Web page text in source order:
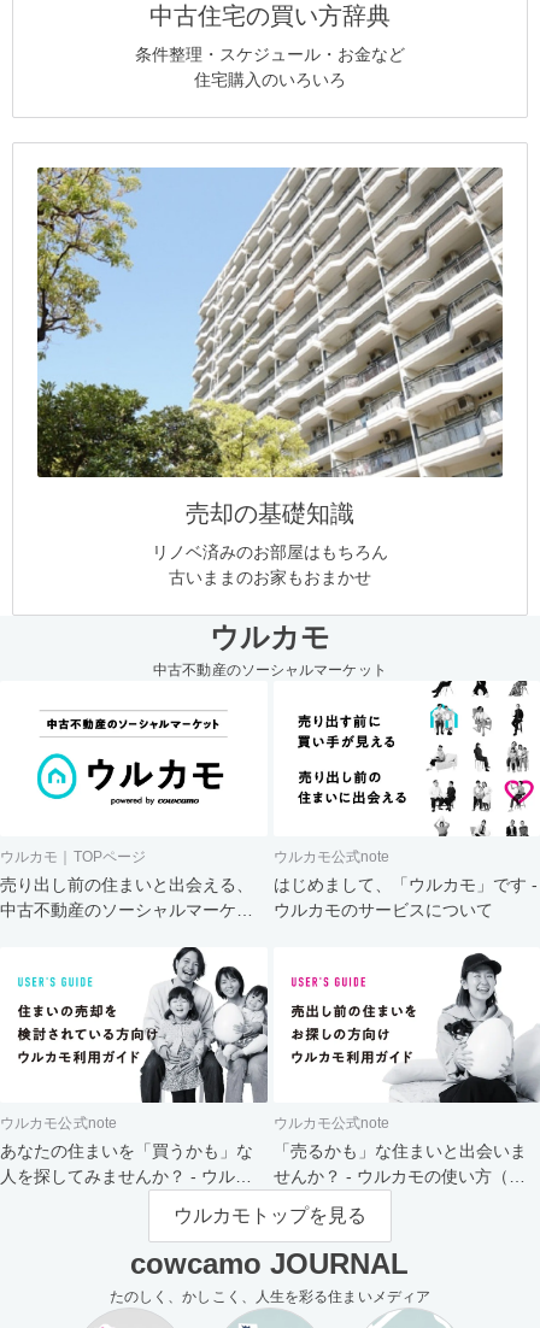
中古住宅の買い方辞典
条件整理・スケジュール・お金など
住宅購入のいろいろ
売却の基礎知識
リノベ済みのお部屋はもちろん
古いままのお家もおまかせ
ウルカモ
中古不動産のソーシャルマーケット
ウルカモ｜TOPページ
売り出し前の住まいと出会える、
中古不動産のソーシャルマーケッ
ウルカモ公式note
はじめまして、「ウルカモ」です -
ウルカモのサービスについて
ウルカモ公式note
あなたの住まいを「買うかも」な
人を探してみませんか？ - ウルカ
ウルカモ公式note
「売るかも」な住まいと出会いま
せんか？ - ウルカモの使い方（買
主さま向け）
ウルカモトップを見る
cowcamo JOURNAL
たのしく、かしこく、人生を彩る住まいメディア